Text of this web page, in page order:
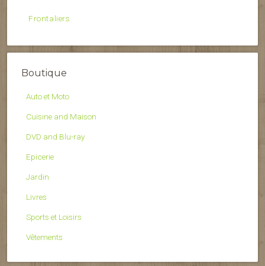
Frontaliers
Boutique
Auto et Moto
Cuisine and Maison
DVD and Blu-ray
Epicerie
Jardin
Livres
Sports et Loisirs
Vêtements